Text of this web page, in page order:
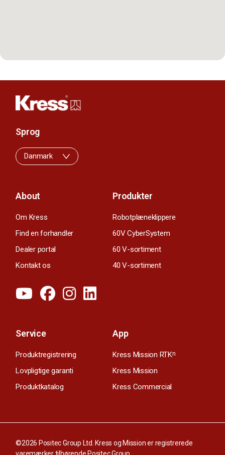
About
Om Kress
Find en forhandler
Dealer portal
Kontakt os
Produkter
Robotplæneklippere
60V CyberSystem
60 V-sortiment
40 V-sortiment
Service
Produktregistrering
Lovpligtige garanti
Produktkatalog
App
Kress Mission RTKn
Kress Mission
Kress Commercial
Sprog
Danmark
©2026 Positec Group Ltd. Kress og Mission er registrerede
varemærker tilhørende Positec Group.